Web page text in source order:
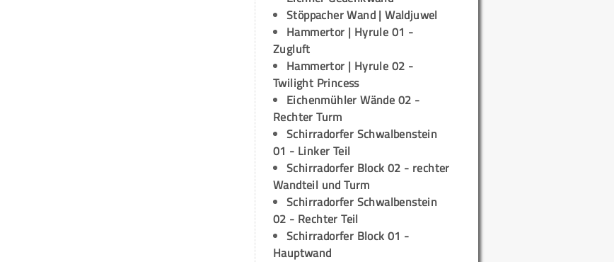
Stöppacher Wand | Waldjuwel
Hammertor | Hyrule 01 -
Zugluft
Hammertor | Hyrule 02 -
Twilight Princess
Eichenmühler Wände 02 -
Rechter Turm
Schirradorfer Schwalbenstein
01 - Linker Teil
Schirradorfer Block 02 - rechter
Wandteil und Turm
Schirradorfer Schwalbenstein
02 - Rechter Teil
Schirradorfer Block 01 -
Hauptwand